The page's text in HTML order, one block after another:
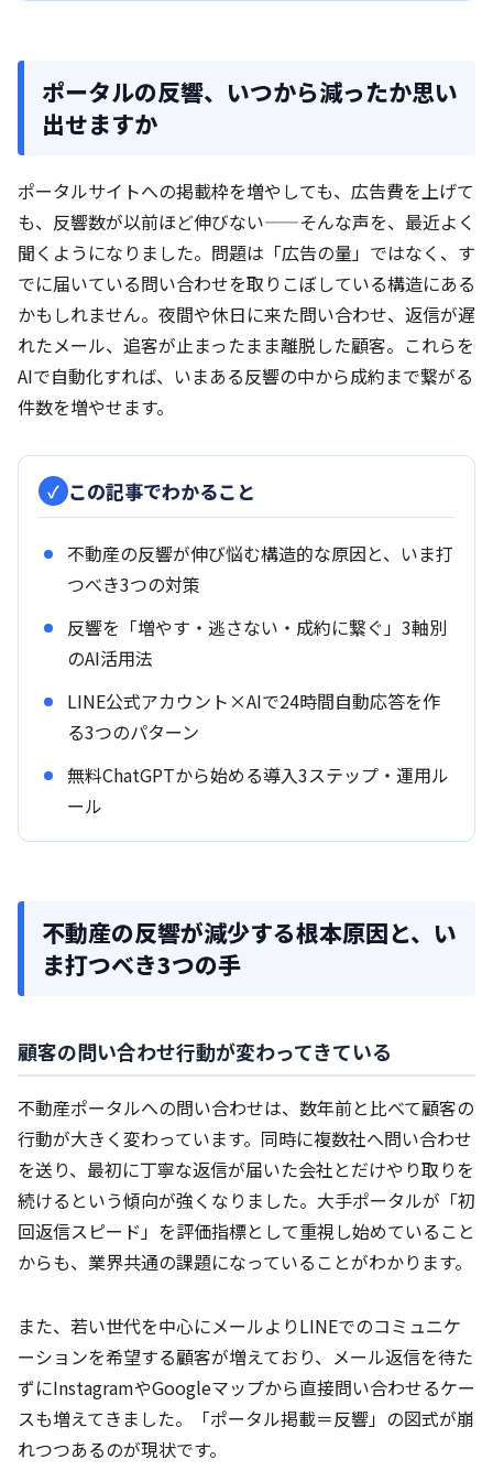
ポータルの反響、いつから減ったか思い
出せますか
ポータルサイトへの掲載枠を増やしても、広告費を上げて
も、反響数が以前ほど伸びない——そんな声を、最近よく
聞くようになりました。問題は「広告の量」ではなく、す
でに届いている問い合わせを取りこぼしている構造にある
かもしれません。夜間や休日に来た問い合わせ、返信が遅
れたメール、追客が止まったまま離脱した顧客。これらを
AIで自動化すれば、いまある反響の中から成約まで繋がる
件数を増やせます。
この記事でわかること
不動産の反響が伸び悩む構造的な原因と、いま打
つべき3つの対策
反響を「増やす・逃さない・成約に繋ぐ」3軸別
のAI活用法
LINE公式アカウント×AIで24時間自動応答を作
る3つのパターン
無料ChatGPTから始める導入3ステップ・運用ル
ール
不動産の反響が減少する根本原因と、い
ま打つべき3つの手
顧客の問い合わせ行動が変わってきている
不動産ポータルへの問い合わせは、数年前と比べて顧客の
行動が大きく変わっています。同時に複数社へ問い合わせ
を送り、最初に丁寧な返信が届いた会社とだけやり取りを
続けるという傾向が強くなりました。大手ポータルが「初
回返信スピード」を評価指標として重視し始めていること
からも、業界共通の課題になっていることがわかります。
また、若い世代を中心にメールよりLINEでのコミュニケ
ーションを希望する顧客が増えており、メール返信を待た
ずにInstagramやGoogleマップから直接問い合わせるケー
スも増えてきました。「ポータル掲載＝反響」の図式が崩
れつつあるのが現状です。